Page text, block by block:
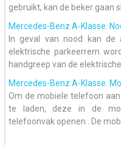
gebruikt, kan de beker gaan
Mercedes-Benz A-Klasse.
In geval van nood kan
elektrische parkeerrem
handgreep van de
Mercedes-Benz A-Klasse.
Om de mobiele telefoon
te laden, deze in de
telefoonvak openen . De